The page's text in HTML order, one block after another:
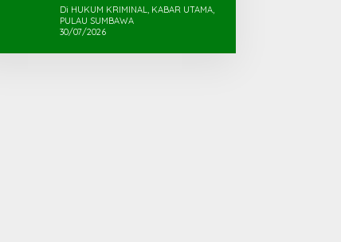
Pemerkosaan yang Ancam
Korban dengan Parang
Di HUKUM KRIMINAL, KABAR UTAMA,
PULAU SUMBAWA
30/07/2026